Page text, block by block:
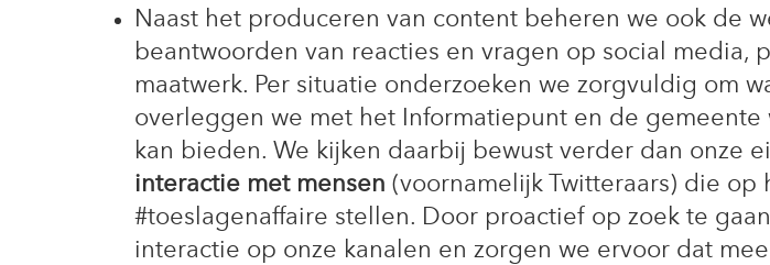
Naast het produceren van content beheren we ook de
beantwoorden van reacties en vragen op social media,
maatwerk. Per situatie onderzoeken we zorgvuldig om
overleggen we met het Informatiepunt en de
kan bieden. We kijken daarbij bewust verder dan onze
interactie met mensen (voornamelijk Twitteraars) die op
#toeslagenaffaire stellen. Door proactief op zoek te
interactie op onze kanalen en zorgen we ervoor dat